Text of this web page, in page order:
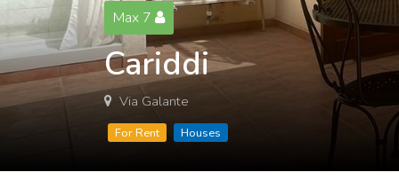
Max 7
Cariddi
Via Galante
For Rent Houses